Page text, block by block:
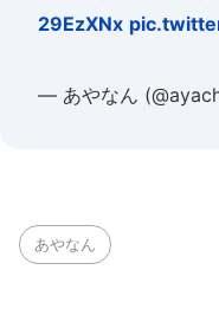
29EzXNx
— あやなん
あやなん